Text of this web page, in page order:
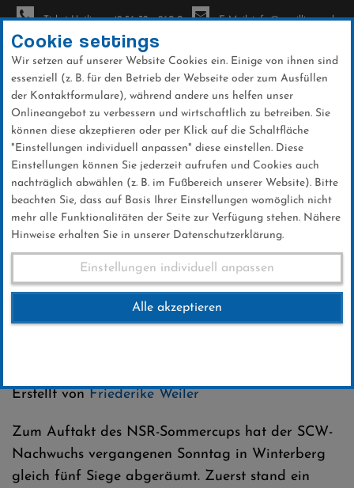
Direkt
zum
Inhalt
Ticket-Hotline: +49 56 32 - 960-0 E-Mail: info@sc-willingen.de
News
Zum Auftakt gleich fünf Siege
abgeräumt
Erstellt vonFriederike Weiler
Zum Auftakt des NSR-Sommercups hat der SCW-
Nachwuchs vergangenen Sonntag in Winterberg
gleich fünf Siege abgeräumt. Zuerst stand ein
Cookie settings
Wir setzen auf unserer Website Cookies ein. Einige von ihnen sind
essenziell (z. B. für den Betrieb der Webseite oder zum Ausfüllen
der Kontaktformulare), während andere uns helfen unser
Onlineangebot zu verbessern und wirtschaftlich zu betreiben. Sie
können diese akzeptieren oder per Klick auf die Schaltfläche
"Einstellungen individuell anpassen" diese einstellen. Diese
Einstellungen können Sie jederzeit aufrufen und Cookies auch
nachträglich abwählen (z. B. im Fußbereich unserer Website). Bitte
beachten Sie, dass auf Basis Ihrer Einstellungen womöglich nicht
mehr alle Funktionalitäten der Seite zur Verfügung stehen. Nähere
Hinweise erhalten Sie in unserer Datenschutzerklärung.
Einstellungen individuell anpassen
Alle akzeptieren